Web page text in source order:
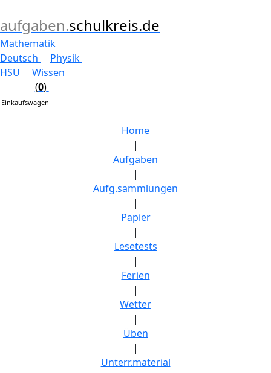
aufgaben.schulkreis.de
Mathematik
Deutsch
Physik
HSU
Wissen
(0)
Einkaufswagen
Home
|
Aufgaben
|
Aufg.sammlungen
|
Papier
|
Lesetests
|
Ferien
|
Wetter
|
Üben
|
Unterr.material